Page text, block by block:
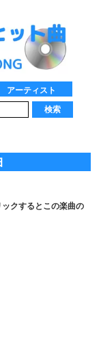
アーティスト
検索
クするとこの楽曲の